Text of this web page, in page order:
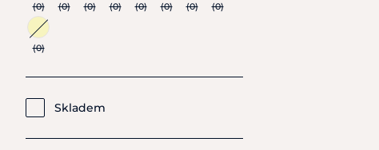
(0) (0) (0) (0) (0) (0) (0) (0)
(0)
Skladem